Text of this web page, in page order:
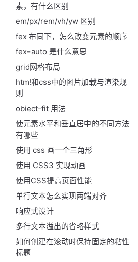
素，有什么区别
em/px/rem/vh/yw 区别
fex 布同下，怎么改变元素的顺序
fex=auto 是什么意思
grid网格布局
htm!和css中的图片加载与渲染规
则
obiect-fit 用法
使元素水平和垂直居中的不同方法
有哪些
使用 css 画一个三角形
使用 CSS3 实现动画
使用CSS提高页面性能
单行文本怎么实现两端对齐
响应式设计
多行文本溢出的省略样式
如何创建在滚动时保持固定的粘性
标题